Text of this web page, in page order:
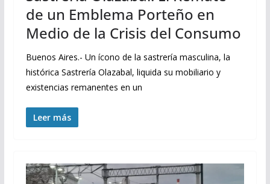
de un Emblema Porteño en
Medio de la Crisis del Consumo
Buenos Aires.- Un ícono de la sastrería masculina, la
histórica Sastrería Olazabal, liquida su mobiliario y
existencias remanentes en un
Leer más